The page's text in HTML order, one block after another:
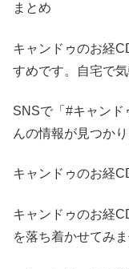
まとめ
キャンドゥのお経
すめです。自宅で
SNSで「#キャンド
んの情報が見つか
キャンドゥのお経
キャンドゥのお経
を落ち着かせてみ